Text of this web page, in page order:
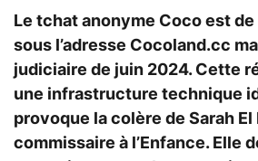
Le tchat anonyme Coco est
sous l’adresse Cocoland.cc
judiciaire de juin 2024. Cette
une infrastructure technique
provoque la colère de Sarah El
commissaire à l’Enfance. Elle